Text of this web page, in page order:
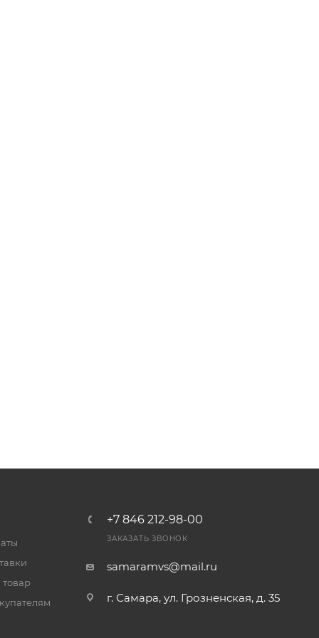
товар
+7 846 212-98-00
ЗАКАЗАТЬ ЗВОНОК
samaramvs@mail.ru
г. Самара, ул. Грозненская, д. 35